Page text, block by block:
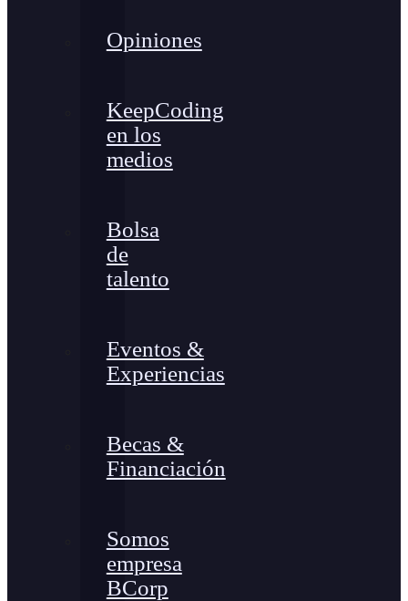
Opiniones
KeepCoding
en los
medios
Bolsa
de
talento
Eventos &
Experiencias
Becas &
Financiación
Somos
empresa
BCorp